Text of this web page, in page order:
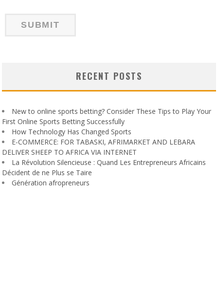
RECENT POSTS
New to online sports betting? Consider These Tips to Play Your
First Online Sports Betting Successfully
How Technology Has Changed Sports
E-COMMERCE: FOR TABASKI, AFRIMARKET AND LEBARA
DELIVER SHEEP TO AFRICA VIA INTERNET
La Révolution Silencieuse : Quand Les Entrepreneurs Africains
Décident de ne Plus se Taire
Génération afropreneurs